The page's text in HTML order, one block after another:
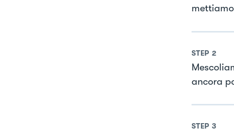
STEP 2
ancora
STEP 3